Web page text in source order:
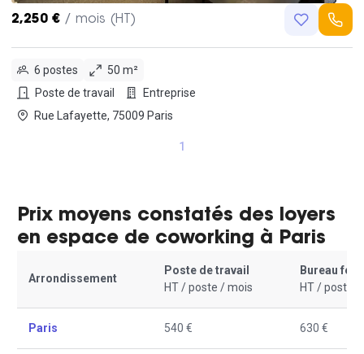
2,250 € / mois (HT)
6 postes
50 m²
Poste de travail
Entreprise
Rue Lafayette, 75009 Paris
1
Prix moyens constatés des loyers
en espace de coworking à Paris
Arrondissement
Poste de travail
HT / poste / mois
Bureau
HT / poste /
Paris 540 € 630 €